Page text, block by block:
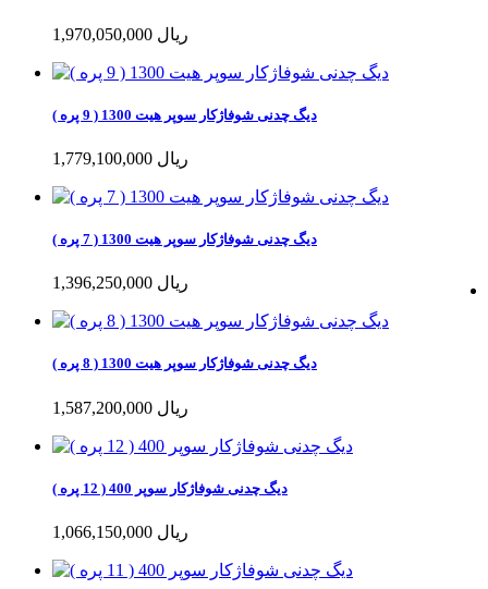
1,970,050,000 ریال
دیگ چدنی شوفاژکار سوپر هیت 1300 ( 9 پره )
1,779,100,000 ریال
دیگ چدنی شوفاژکار سوپر هیت 1300 ( 7 پره )
1,396,250,000 ریال
دیگ چدنی شوفاژکار سوپر هیت 1300 ( 8 پره )
1,587,200,000 ریال
دیگ چدنی شوفاژکار سوپر 400 ( 12 پره )
1,066,150,000 ریال